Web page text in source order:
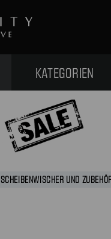
KATEGORIEN
SCHEIBENWISCHER UND